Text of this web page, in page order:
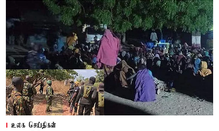
உலக செய்திகள்